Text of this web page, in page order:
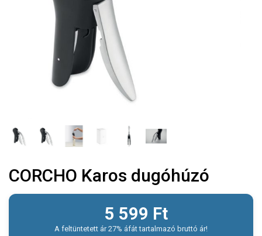
CORCHO Karos dugóhúzó
5 599 Ft
A feltüntetett ár 27% áfát tartalmazó bruttó ár!